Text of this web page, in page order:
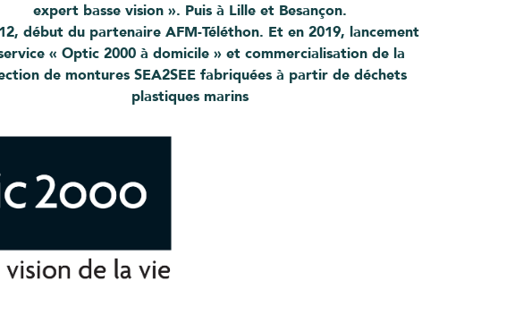
expert basse vision ». Puis à Lille et Besançon.
début du partenaire AFM-Téléthon. Et en 2019, lancement
« Optic 2000 à domicile » et commercialisation de la
de montures SEA2SEE fabriquées à partir de déchets
plastiques marins